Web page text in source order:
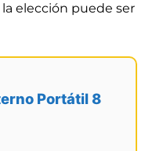
elección puede ser
Portátil 8